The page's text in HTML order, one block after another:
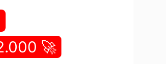
🚀 Full Game Download v+5.22.000 🚀